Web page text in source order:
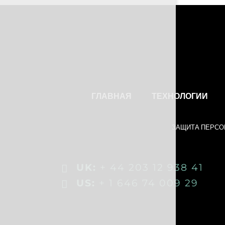
ТЕХНОЛОГИИ
ЗАЩИТА
+ 44 203 12 938 41
+ 1 646 74 009 29